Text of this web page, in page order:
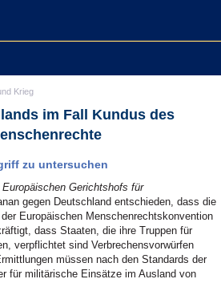
Krieg
im Fall Kundus des
zu untersuchen
Europäischen Gerichtshofs für
gegen Deutschland entschieden, dass die
Europäischen Menschenrechtskonvention
dass Staaten, die ihre Truppen für
verpflichtet sind Verbrechensvorwürfen
müssen nach den Standards der
für militärische Einsätze im Ausland von